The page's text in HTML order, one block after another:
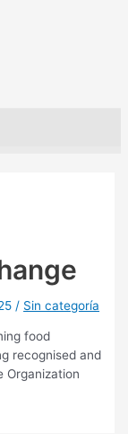
/ Sin categoría
food
recognised and
Organization